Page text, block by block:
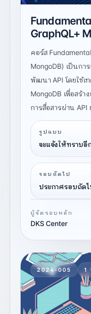
GraphQL+
คอร์ส
MongoDB) เป็นกา
พัฒนา API โดยใช้เ
MongoDB เพื่อสร้
การสื่อสารผ่าน API
งาน JavaScript
TypeScript, Nest
Environment ของ
จัดการกับ
(Error Handling) แ
Node.js ในการ
รูปแบบ
จะแจ้งให้ทราบอี
รอบถัดไป
ประกาศรอบถัดไ
ผู้จัดรอบหลัก
DKS Center
2024-005 1